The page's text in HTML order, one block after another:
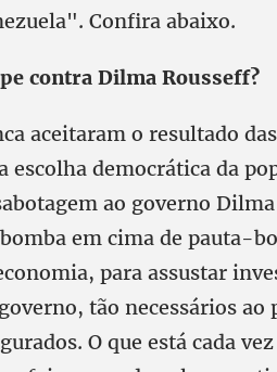
Confira abaixo.
contra Dilma Rousseff?
aceitaram o resultado
escolha democrática da
ao governo Dilma
em cima de pauta-
para assustar
tão necessários ao
O que está cada